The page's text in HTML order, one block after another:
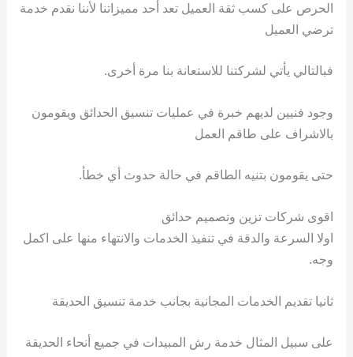
الحرص على كسب ثقة العميل تعد أحد مميزاتنا لأننا نقدم خدمة
ترضي العميل
فبالتالي يأتي لشركتنا للاستعانة بنا مرة أخرى.
وجود فنيين لديهم خبرة في عمليات تنسيق الحدائق ويقومون
بالاشراف على طاقم العمل
حتى يقومون بتنيه الطاقم في حالة حدوث أي خطأ.
اقوى شركات تزين وتصميم حدائق
اولا السرعة والدقة في تنفيذ الخدمات والانتهاء منها على اكمل
وجه.
ثانيا تقديم الخدمات المجانية بجانب خدمة تنسيق الحديقة
على سبيل المثال خدمة رش المبيدات في جميع أنحاء الحديقة